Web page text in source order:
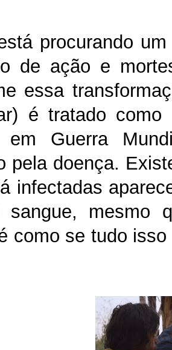
procurando
de ação e
essa
é tratado como
em Guerra
pela doença.
infectadas
sangue, mesmo
como se tudo